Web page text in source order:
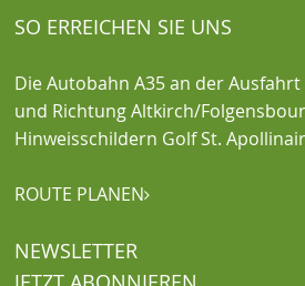
SO ERREICHEN SIE UNS
Die Autobahn A35 an der
und Richtung Altkirch/
Hinweisschildern Golf St.
ROUTE PLANEN
NEWSLETTER